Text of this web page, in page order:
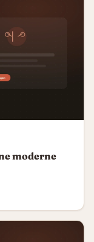
moderne